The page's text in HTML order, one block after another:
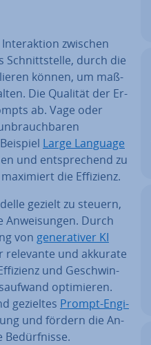
zwischen
Schnitt­stel­le, durch die
können, um maß­
Die Qualität der Er­
ab. Vage oder
Large Language
und ent­spre­chend zu
die Effizienz.
gezielt zu steuern,
An­wei­sun­gen. Durch
von ge­ne­ra­ti­ver KI
relevante und akkurate
und Ge­schwin­
op­ti­mie­ren.
gezieltes Prompt-En­gi­
und fördern die An­
Be­dürf­nis­se.